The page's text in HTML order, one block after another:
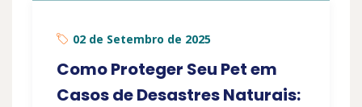
02 de Setembro de 2025
Como Proteger Seu Pet em
Casos de Desastres Naturais: